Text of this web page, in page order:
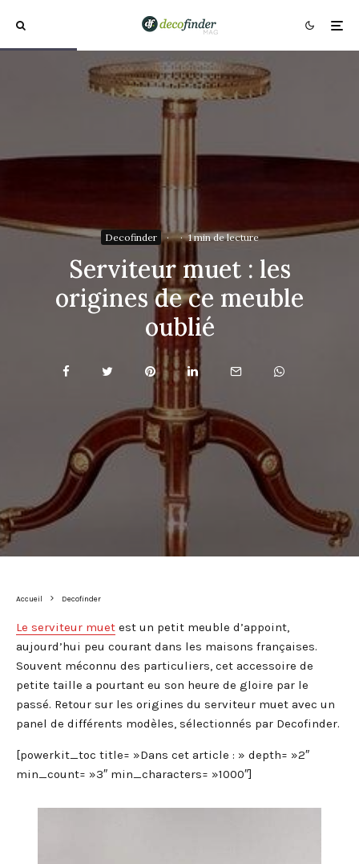
Decofinder · · 1 min de lecture
Serviteur muet : les
origines de ce meuble
oublié
Accueil Decofinder
Le serviteur muet est un petit meuble d’appoint,
aujourd’hui peu courant dans les maisons françaises.
Souvent méconnu des particuliers, cet accessoire de
petite taille a pourtant eu son heure de gloire par le
passé. Retour sur les origines du serviteur muet avec un
panel de différents modèles, sélectionnés par Decofinder.
[powerkit_toc title= »Dans cet article : » depth= »2″
min_count= »3″ min_characters= »1000″]